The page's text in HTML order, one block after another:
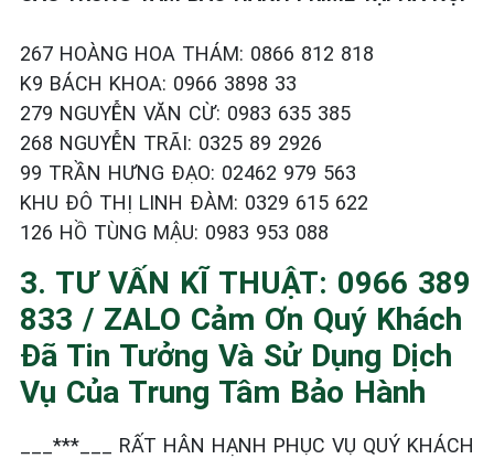
267 HOÀNG HOA THÁM: 0866 812 818
K9 BÁCH KHOA: 0966 3898 33
279 NGUYỄN VĂN CỪ: 0983 635 385
268 NGUYỄN TRÃI: 0325 89 2926
99 TRẦN HƯNG ĐẠO: 02462 979 563
KHU ĐÔ THỊ LINH ĐÀM: 0329 615 622
126 HỒ TÙNG MẬU: 0983 953 088
3. TƯ VẤN KĨ THUẬT: 0966 389
833 / ZALO Cảm Ơn Quý Khách
Đã Tin Tưởng Và Sử Dụng Dịch
Vụ Của Trung Tâm Bảo Hành
___***___ RẤT HÂN HẠNH PHỤC VỤ QUÝ KHÁCH